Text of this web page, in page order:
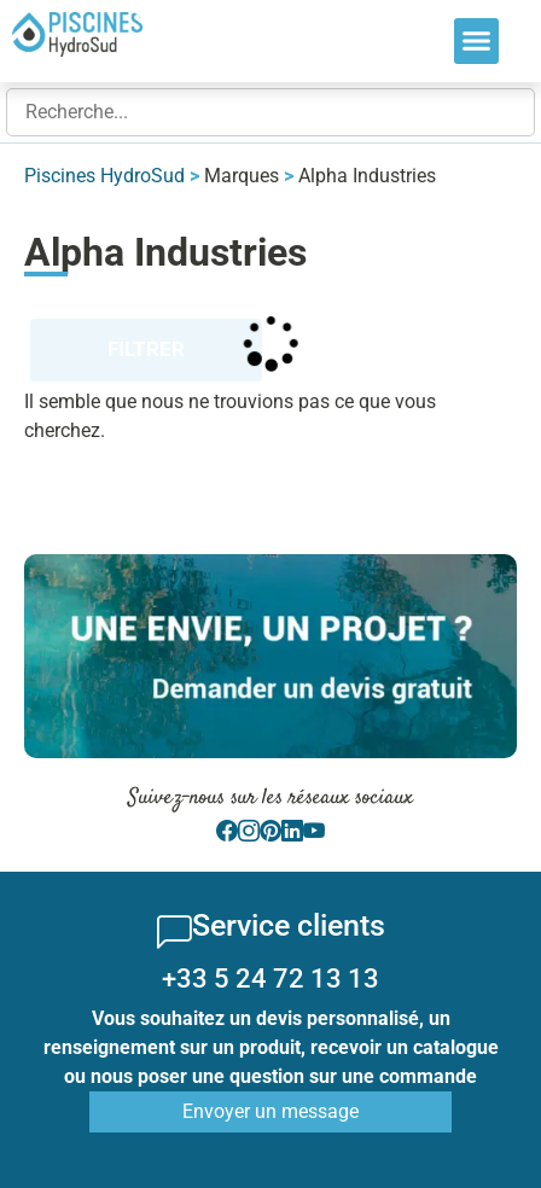
Piscines HydroSud > Marques > Alpha Industries
Alpha Industries
Il semble que nous ne trouvions pas ce que vous
cherchez.
Suivez-nous sur les réseaux sociaux
Service clients
+33 5 24 72 13 13
Vous souhaitez un devis personnalisé, un
renseignement sur un produit, recevoir un catalogue
ou nous poser une question sur une commande
Envoyer un message